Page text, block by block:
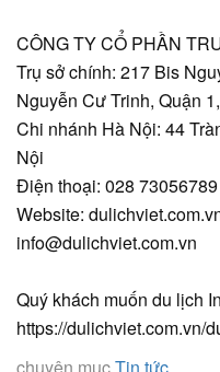
CÔNG TY CỔ PHẦN
Trụ sở chính: 217 Bis
Nguyễn Cư Trinh, Quận
Chi nhánh Hà Nội: 44
Nội
Điện thoại: 028
Website:
info@dulichviet.com.vn
Quý khách muốn du lịch
https://dulichviet.com.vn/
chuyên mụcTin tức